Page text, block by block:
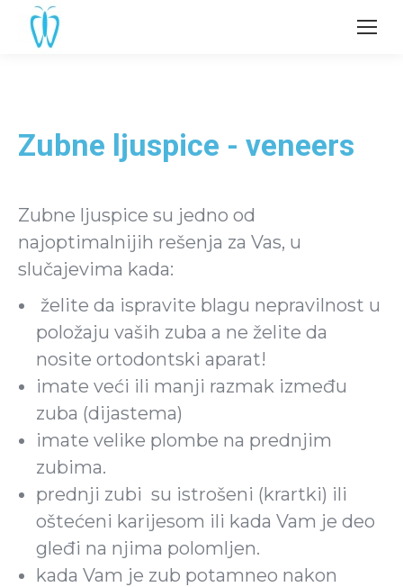
Zubne ljuspice - veneers
Zubne ljuspice su jedno od
najoptimalnijih rešenja za Vas, u
slučajevima kada:
želite da ispravite blagu nepravilnost u
položaju vaših zuba a ne želite da
nosite ortodontski aparat!
imate veći ili manji razmak između
zuba (dijastema)
imate velike plombe na prednjim
zubima.
prednji zubi su istrošeni (krartki) ili
oštećeni karijesom ili kada Vam je deo
gleđi na njima polomljen.
kada Vam je zub potamneo nakon